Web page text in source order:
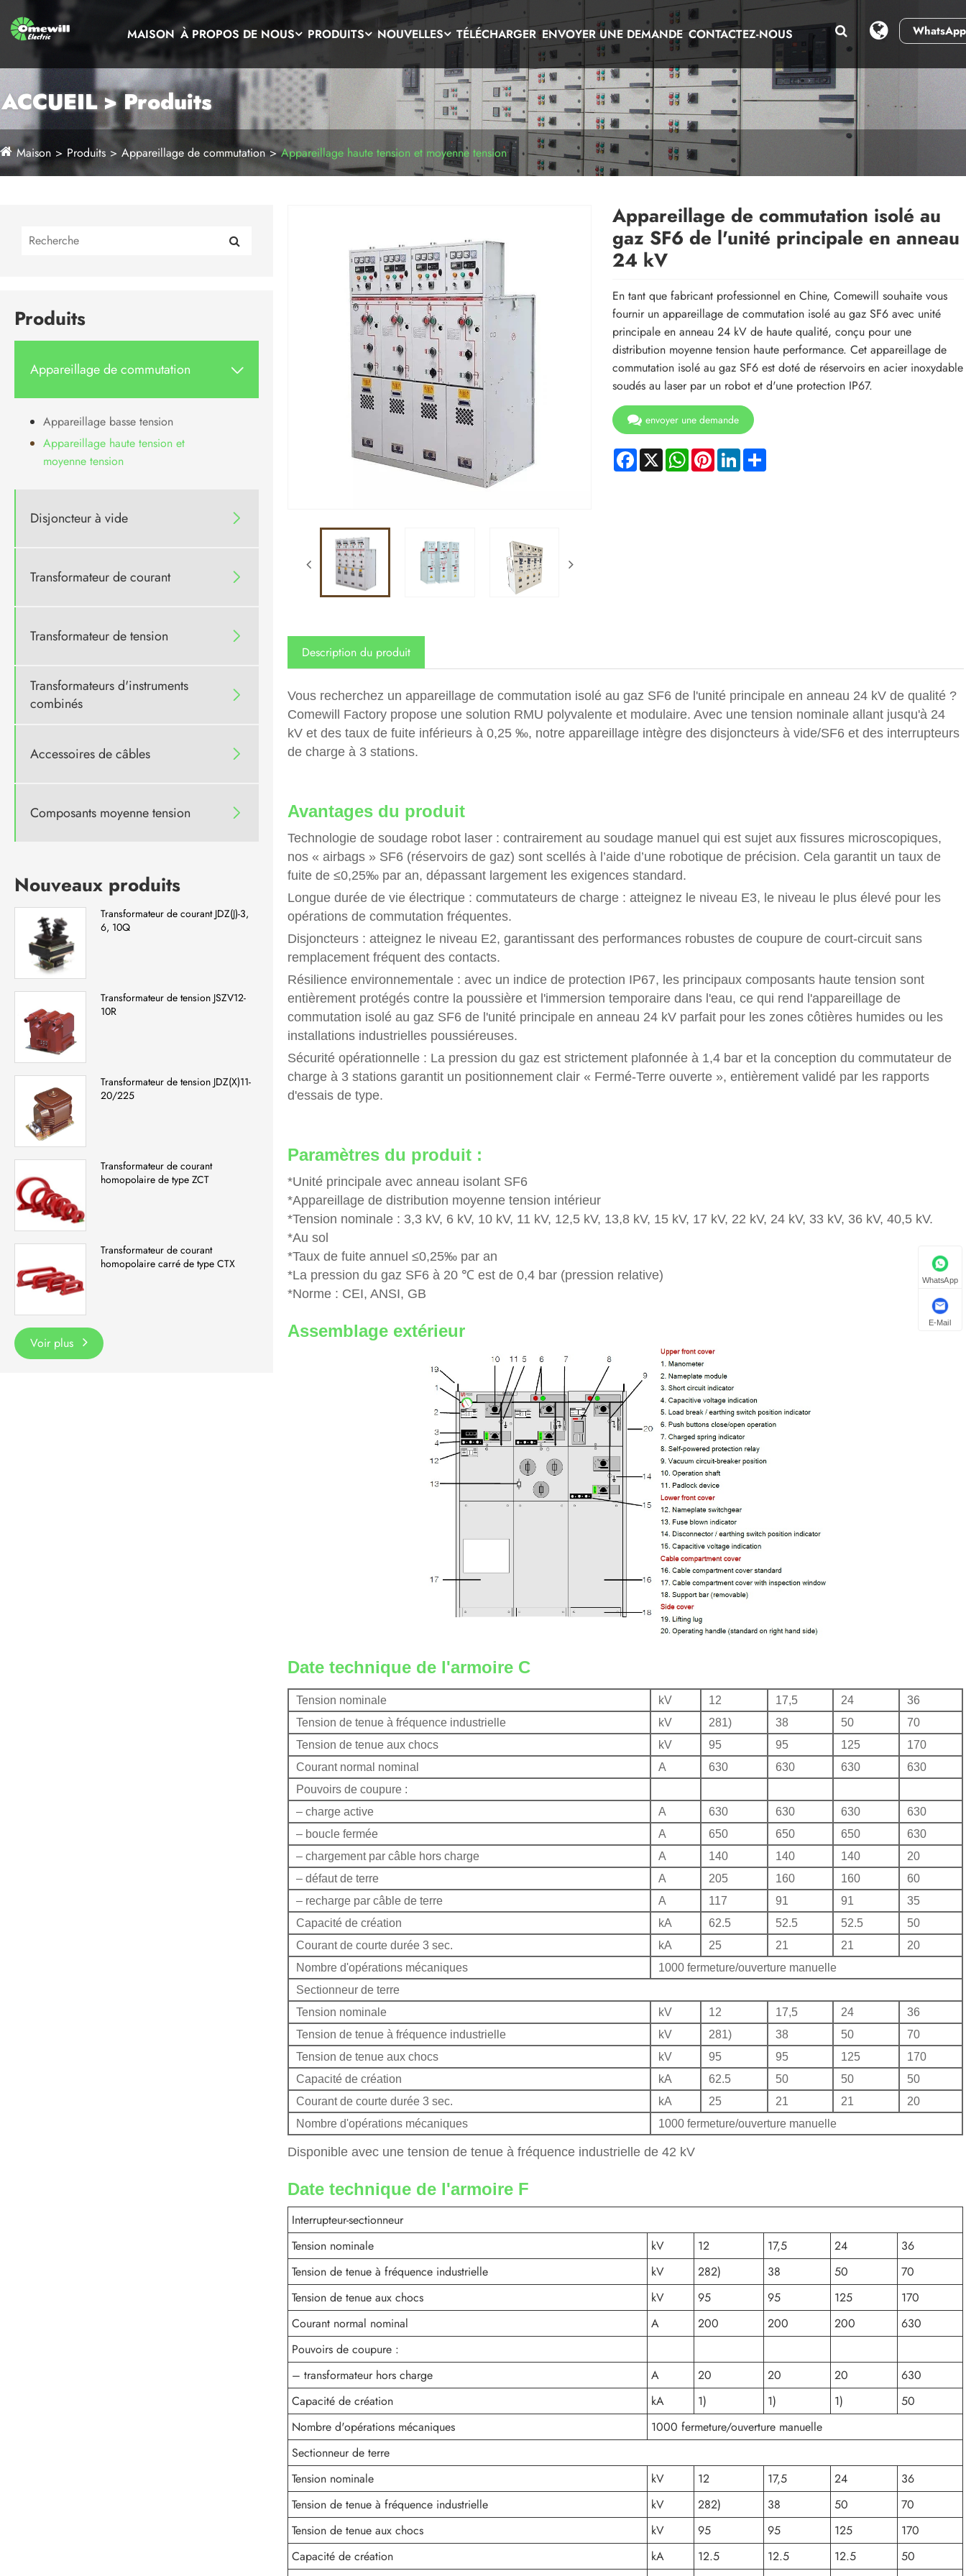
WhatsApp
MAISON À PROPOS DE NOUS PRODUITS NOUVELLES TÉLÉCHARGER ENVOYER UNE DEMANDE CONTACTEZ-NOUS
ACCUEIL > Produits
Maison Produits Appareillage de commutation Appareillage haute tension et moyenne tension
Produits
Appareillage de commutation 
Appareillage basse tension
Appareillage haute tension et
moyenne tension
Disjoncteur à vide 
Transformateur de courant 
Transformateur de tension 
Transformateurs d'instruments
combinés

Accessoires de câbles 
Composants moyenne tension 
Nouveaux produits
Transformateur de courant JDZ(J)-3,
6, 10Q
Transformateur de tension JSZV12-
10R
Transformateur de tension JDZ(X)11-
20/225
Transformateur de courant
homopolaire de type ZCT
Transformateur de courant
homopolaire carré de type CTX
Voir plus
Appareillage de commutation isolé au
gaz SF6 de l'unité principale en anneau
24 kV
En tant que fabricant professionnel en Chine, Comewill souhaite vous
fournir un appareillage de commutation isolé au gaz SF6 avec unité
principale en anneau 24 kV de haute qualité, conçu pour une
distribution moyenne tension haute performance. Cet appareillage de
commutation isolé au gaz SF6 est doté de réservoirs en acier inoxydable
soudés au laser par un robot et d'une protection IP67.
envoyer une demande
Facebook
X WhatsApp
PinterestLinkedInShare
Description du produit
Vous recherchez un appareillage de commutation isolé au gaz SF6 de l'unité principale en anneau 24 kV de qualité ?
Comewill Factory propose une solution RMU polyvalente et modulaire. Avec une tension nominale allant jusqu'à 24
kV et des taux de fuite inférieurs à 0,25 ‰, notre appareillage intègre des disjoncteurs à vide/SF6 et des interrupteurs
de charge à 3 stations.
Avantages du produit
Technologie de soudage robot laser : contrairement au soudage manuel qui est sujet aux fissures microscopiques,
nos « airbags » SF6 (réservoirs de gaz) sont scellés à l’aide d’une robotique de précision. Cela garantit un taux de
fuite de ≤0,25‰ par an, dépassant largement les exigences standard.
Longue durée de vie électrique : commutateurs de charge : atteignez le niveau E3, le niveau le plus élevé pour les
opérations de commutation fréquentes.
Disjoncteurs : atteignez le niveau E2, garantissant des performances robustes de coupure de court-circuit sans
remplacement fréquent des contacts.
Résilience environnementale : avec un indice de protection IP67, les principaux composants haute tension sont
entièrement protégés contre la poussière et l'immersion temporaire dans l'eau, ce qui rend l'appareillage de
commutation isolé au gaz SF6 de l'unité principale en anneau 24 kV parfait pour les zones côtières humides ou les
installations industrielles poussiéreuses.
Sécurité opérationnelle : La pression du gaz est strictement plafonnée à 1,4 bar et la conception du commutateur de
charge à 3 stations garantit un positionnement clair « Fermé-Terre ouverte », entièrement validé par les rapports
d'essais de type.
Paramètres du produit :
*Unité principale avec anneau isolant SF6
*Appareillage de distribution moyenne tension intérieur
*Tension nominale : 3,3 kV, 6 kV, 10 kV, 11 kV, 12,5 kV, 13,8 kV, 15 kV, 17 kV, 22 kV, 24 kV, 33 kV, 36 kV, 40,5 kV.
*Au sol
*Taux de fuite annuel ≤0,25‰ par an
*La pression du gaz SF6 à 20 ℃ est de 0,4 bar (pression relative)
*Norme : CEI, ANSI, GB
Assemblage extérieur
Date technique de l'armoire C
Tension nominale kV 12 17,5 24
36
Tension de tenue à fréquence industrielle
kV 281) 38 50
70
Tension de tenue aux chocs
kV 95 95 125
170
Courant normal nominal
A 630 630 630
630
Pouvoirs de coupure :
– charge active
A 630 630 630
630
– boucle fermée
A 650 650 650
630
– chargement par câble hors charge
A 140 140 140
20
– défaut de terre
A 205 160 160
60
– recharge par câble de terre
A 117 91 91
35
Capacité de création
kA 62.5 52.5 52.5
50
Courant de courte durée 3 sec.
kA 25 21 21
20
Nombre d'opérations mécaniques
1000 fermeture/ouverture manuelle
Sectionneur de terre
Tension nominale
kV 12 17,5 24
36
Tension de tenue à fréquence industrielle
kV 281) 38 50
70
Tension de tenue aux chocs
kV 95 95 125
170
Capacité de création
kA 62.5 50 50
50
Courant de courte durée 3 sec.
kA 25 21 21
20
Nombre d'opérations mécaniques
1000 fermeture/ouverture manuelle
Disponible avec une tension de tenue à fréquence industrielle de 42 kV
Date technique de l'armoire F
Interrupteur-sectionneur
Tension nominale
kV 12 17,5 24
36
Tension de tenue à fréquence industrielle
kV 282) 38 50
70
Tension de tenue aux chocs
kV 95 95 125
170
Courant normal nominal
A 200 200 200
630
Pouvoirs de coupure :
– transformateur hors charge
A 20 20 20
630
Capacité de création
kA 1) 1) 1)
50
Nombre d'opérations mécaniques
1000 fermeture/ouverture manuelle
Sectionneur de terre
Tension nominale
kV 12 17,5 24
36
Tension de tenue à fréquence industrielle
kV 282) 38 50
70
Tension de tenue aux chocs
kV 95 95 125
170
Capacité de création
kA 12.5 12.5 12.5
50
WhatsApp
E-Mail